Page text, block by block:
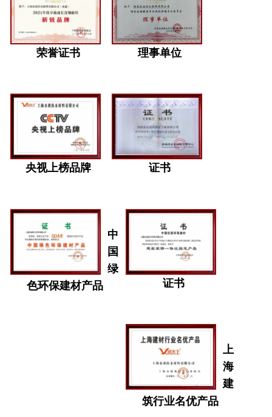
荣誉证书 理事单位
央视上榜品牌 证书
中
国
绿
色环保建材产品
证书
上
海
建
筑行业名优产品